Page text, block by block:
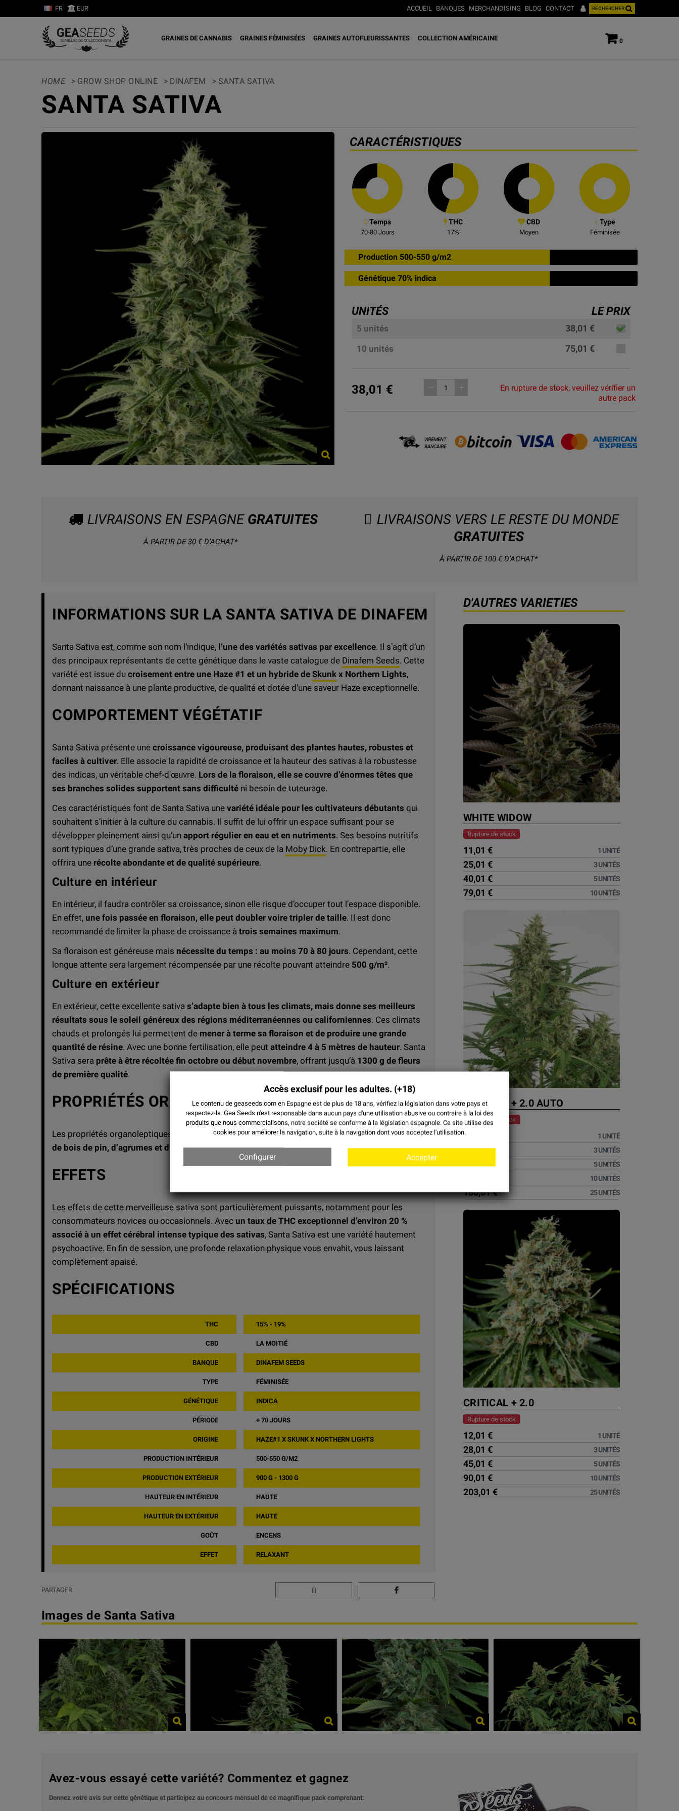
FR EUR ACCUEIL BANQUES MERCHANDISING BLOG CONTACT RECHERCHER
GRAINES DE CANNABIS GRAINES FÉMINISÉES GRAINES AUTOFLEURISSANTES COLLECTION AMÉRICAINE 0
HOME > GROW SHOP ONLINE > DINAFEM > SANTA SATIVA
SANTA SATIVA
CARACTÉRISTIQUES
Temps
70-80Jours
THC
17%
CBD
Moyen
Type
Féminisée
Production 500-550 g/m2
Génétique 70% indica
UNITÉS LE PRIX
5 unités 38,01 €
10 unités 75,01 €
38,01 € add
En rupture de stock, veuillez vérifier un
autre pack
LIVRAISONS EN ESPAGNE GRATUITES
À PARTIR DE 30 € D’ACHAT*
LIVRAISONS VERS LE RESTE DU MONDE
GRATUITES
À PARTIR DE 100 € D’ACHAT*
INFORMATIONS SUR LA SANTA SATIVA DE DINAFEM
Santa Sativa est, comme son nom l’indique, l’une des variétés sativas par excellence. Il s’agit d’un
des principaux représentants de cette génétique dans le vaste catalogue de Dinafem Seeds. Cette
variété est issue du croisement entre une Haze #1 et un hybride de Skunk x Northern Lights,
donnant naissance à une plante productive, de qualité et dotée d’une saveur Haze exceptionnelle.
COMPORTEMENT VÉGÉTATIF
Santa Sativa présente une croissance vigoureuse, produisant des plantes hautes, robustes et
faciles à cultiver. Elle associe la rapidité de croissance et la hauteur des sativas à la robustesse
des indicas, un véritable chef-d’œuvre. Lors de la floraison, elle se couvre d’énormes têtes que
ses branches solides supportent sans difficulté ni besoin de tuteurage.
Ces caractéristiques font de Santa Sativa une variété idéale pour les cultivateurs débutants qui
souhaitent s’initier à la culture du cannabis. Il suffit de lui offrir un espace suffisant pour se
développer pleinement ainsi qu’un apport régulier en eau et en nutriments. Ses besoins nutritifs
sont typiques d’une grande sativa, très proches de ceux de la Moby Dick. En contrepartie, elle
offrira une récolte abondante et de qualité supérieure.
Culture en intérieur
En intérieur, il faudra contrôler sa croissance, sinon elle risque d’occuper tout l’espace disponible.
En effet, une fois passée en floraison, elle peut doubler voire tripler de taille. Il est donc
recommandé de limiter la phase de croissance à trois semaines maximum.
Sa floraison est généreuse mais nécessite du temps : au moins 70 à 80 jours. Cependant, cette
longue attente sera largement récompensée par une récolte pouvant atteindre 500 g/m².
Culture en extérieur
En extérieur, cette excellente sativa s’adapte bien à tous les climats, mais donne ses meilleurs
résultats sous le soleil généreux des régions méditerranéennes ou californiennes. Ces climats
chauds et prolongés lui permettent de mener à terme sa floraison et de produire une grande
quantité de résine. Avec une bonne fertilisation, elle peut atteindre 4 à 5 mètres de hauteur. Santa
Sativa sera prête à être récoltée fin octobre ou début novembre, offrant jusqu’à 1300 g de fleurs
de première qualité.
PROPRIÉTÉS ORGANOLEPTIQUES
Les propriétés organoleptiques de Santa Sativa sont typiques de la famille Haze, avec desnotes
de bois de pin, d’agrumes et d’encens.
EFFETS
Les effets de cette merveilleuse sativa sont particulièrement puissants, notamment pour les
consommateurs novices ou occasionnels. Avec un taux de THC exceptionnel d’environ 20 %
associé à un effet cérébral intense typique des sativas, Santa Sativa est une variété hautement
psychoactive. En fin de session, une profonde relaxation physique vous envahit, vous laissant
complètement apaisé.
SPÉCIFICATIONS
THC 15% - 19%
CBD LA MOITIÉ
BANQUE DINAFEM SEEDS
TYPE FÉMINISÉE
GÉNÉTIQUE INDICA
PÉRIODE + 70 JOURS
ORIGINE HAZE#1 X SKUNK X NORTHERN LIGHTS
PRODUCTION INTÉRIEUR 500-550 G/M2
PRODUCTION EXTÉRIEUR 900 G - 1300 G
HAUTEUR EN INTÉRIEUR HAUTE
HAUTEUR EN EXTÉRIEUR HAUTE
GOÛT ENCENS
EFFET RELAXANT
PARTAGER
D'AUTRES VARIETIES
WHITE WIDOW
Rupture de stock
11,01 € 1 UNITÉ
25,01 € 3 UNITÉS
40,01 € 5 UNITÉS
79,01 € 10 UNITÉS
CRITICAL + 2.0 AUTO
Rupture de stock
11,01 € 1 UNITÉ
25,01 € 3 UNITÉS
40,01 € 5 UNITÉS
10 UNITÉS
180,01 € 25 UNITÉS
CRITICAL + 2.0
Rupture de stock
12,01 € 1 UNITÉ
28,01 € 3 UNITÉS
45,01 € 5 UNITÉS
90,01 € 10 UNITÉS
203,01 € 25 UNITÉS
Images de Santa Sativa
Avez-vous essayé cette variété? Commentez et gagnez
Donnez votre avis sur cette génétique et participez au concours mensuel de ce magnifique pack comprenant:
Accès exclusif pour les adultes. (+18)
Le contenu de geaseeds.com en Espagne est de plus de 18 ans, vérifiez la législation dans votre pays et
respectez-la. Gea Seeds n'est responsable dans aucun pays d'une utilisation abusive ou contraire à la loi des
produits que nous commercialisons, notre société se conforme à la législation espagnole. Ce site utilise des
cookies pour améliorer la navigation, suite à la navigation dont vous acceptez l'utilisation.
Configurer Accepter